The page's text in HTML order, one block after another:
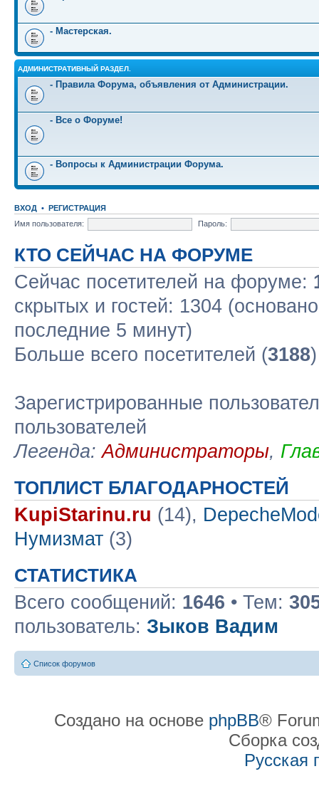
- Мастерская.
АДМИНИСТРАТИВНЫЙ РАЗДЕЛ.
- Правила Форума, объявления от Администрации.
- Все о Форуме!
- Вопросы к Администрации Форума.
ВХОД • РЕГИСТРАЦИЯ
Имя пользователя:
Пароль:
КТО СЕЙЧАС НА ФОРУМЕ
Сейчас посетителей на форуме:
скрытых и гостей: 1304
последние 5 минут)
Больше всего посетителей (3188
Зарегистрированные
пользователей
Легенда:Администраторы,
ТОПЛИСТ БЛАГОДАРНОСТЕЙ
KupiStarinu.ru (14),
Нумизмат (3)
СТАТИСТИКА
Всего сообщений: 1646 • Тем:
пользователь: Зыков Вадим
Список форумов
Создано на основе phpBB®
Сборка
Русская